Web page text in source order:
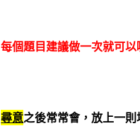
每個題目建議做一次就可
尋意之後常常會，放上一